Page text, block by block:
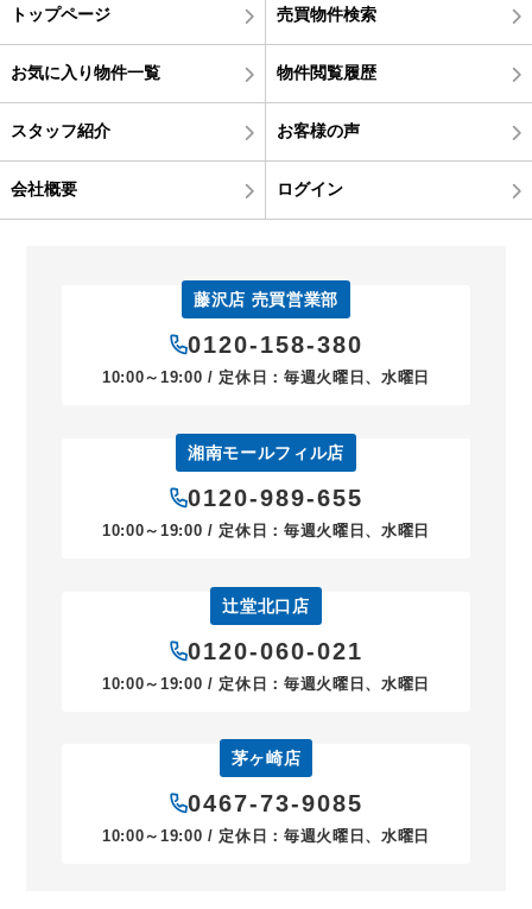
トップページ 売買物件検索
お気に入り物件一覧 物件閲覧履歴
スタッフ紹介 お客様の声
会社概要 ログイン
藤沢店 売買営業部
0120-158-380
10:00～19:00 / 定休日：毎週火曜日、水曜日
湘南モールフィル店
0120-989-655
10:00～19:00 / 定休日：毎週火曜日、水曜日
辻堂北口店
0120-060-021
10:00～19:00 / 定休日：毎週火曜日、水曜日
茅ヶ崎店
0467-73-9085
10:00～19:00 / 定休日：毎週火曜日、水曜日